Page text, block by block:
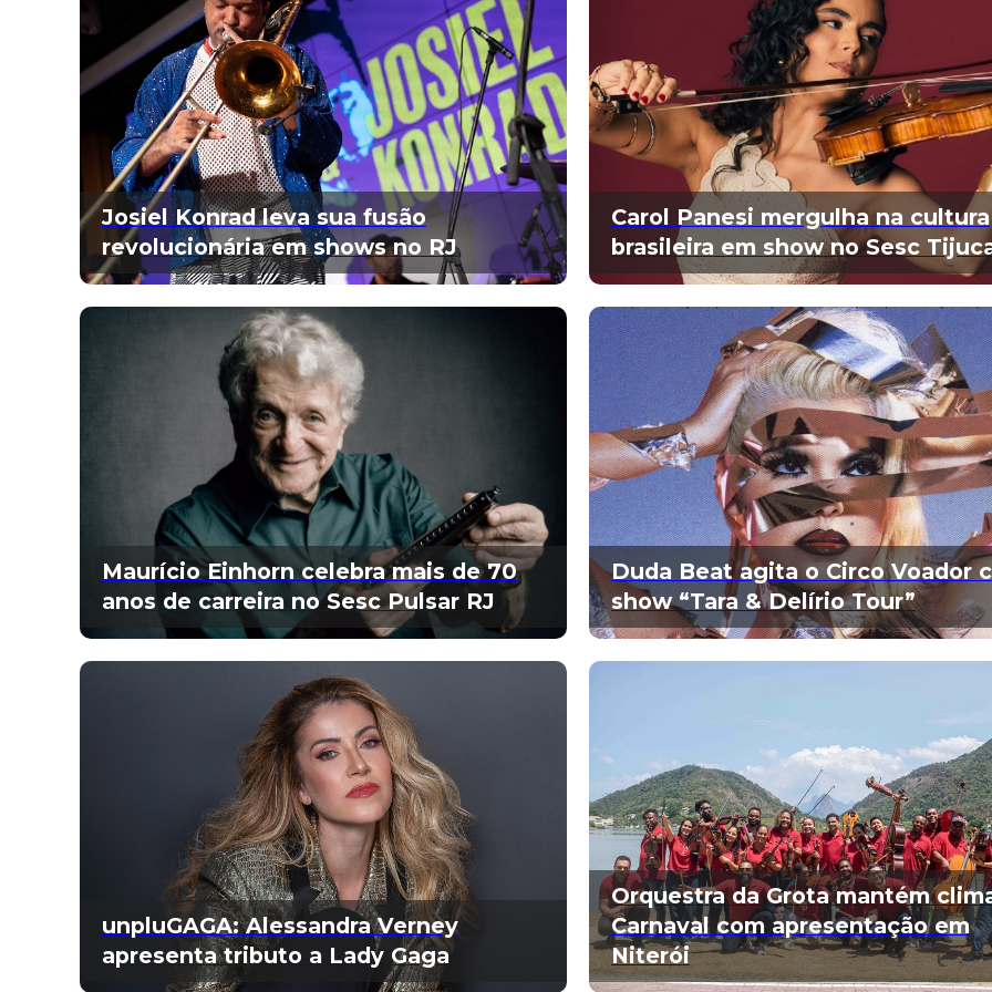
Josiel Konrad leva sua fusão
revolucionária em shows no RJ
Carol Panesi mergulha na cultura
brasileira em show no Sesc
Maurício Einhorn celebra mais de 70
anos de carreira no Sesc Pulsar RJ
Duda Beat agita o Circo Voador
show “Tara & Delírio Tour”
unpluGAGA: Alessandra Verney
apresenta tributo a Lady Gaga
Orquestra da Grota mantém
Carnaval com apresentação em
Niterói